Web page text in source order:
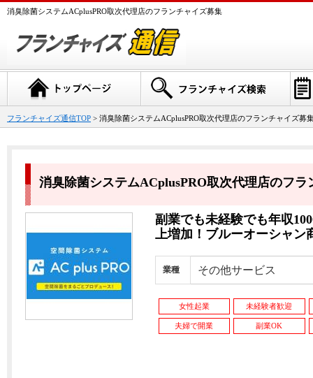
消臭除菌システムACplusPRO取次代理店のフランチャイズ募集
フランチャイズ通信TOP > 消臭除菌システムACplusPRO取次代理店のフランチャイズ募
消臭除菌システムACplusPRO取次代理店のフラ
副業でも未経験でも年収
上増加！ブルーオーシャン
業種 その他サービス
女性起業 未経験者歓迎
夫婦で開業 副業OK